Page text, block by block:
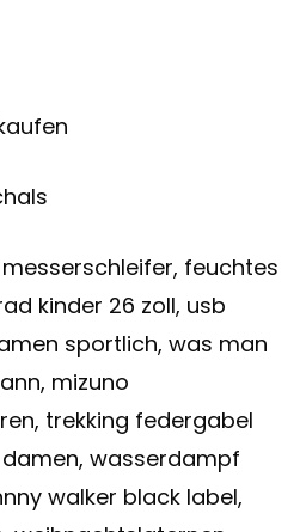
feuchtes
kinder 26 zoll, usb
sportlich, was man
mizuno
trekking federgabel
wasserdampf
walker black label,